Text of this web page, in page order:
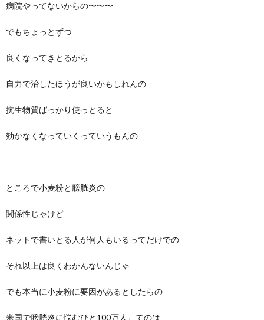
病院やってないからの〜〜〜
でもちょっとずつ
良くなってきとるから
自力で治したほうが良いかもしれんの
抗生物質ばっかり使っとると
効かなくなっていくっていうもんの
ところで小麦粉と膀胱炎の
関係性じゃけど
ネットで書いとる人が何人もいるってだけでの
それ以上は良くわかんないんじゃ
でも本当に小麦粉に要因があるとしたらの
米国で膀胱炎に悩むひと100万人←てのは